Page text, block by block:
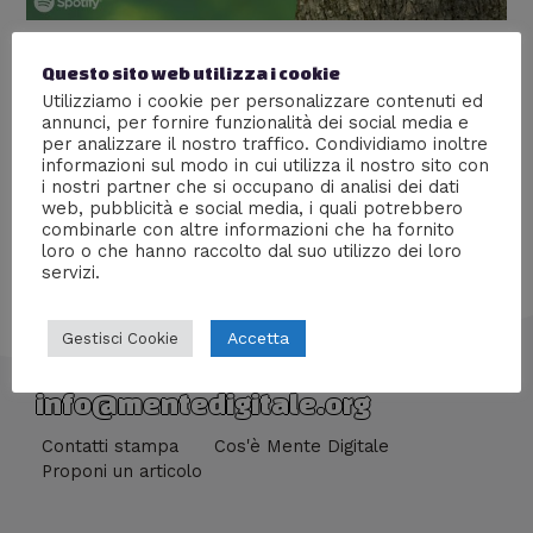
Timeless Love Songs
Lascia un commento /Tecnologia/ DiMonica Fix
L’amore al tempo di Spotify
info@mentedigitale.org
Contatti stampa
Cos'è Mente Digitale
Proponi un articolo
Questo sito web utilizza i cookie
Utilizziamo i cookie per personalizzare contenuti ed
annunci, per fornire funzionalità dei social media e
per analizzare il nostro traffico. Condividiamo inoltre
informazioni sul modo in cui utilizza il nostro sito con
i nostri partner che si occupano di analisi dei dati
web, pubblicità e social media, i quali potrebbero
combinarle con altre informazioni che ha fornito
loro o che hanno raccolto dal suo utilizzo dei loro
servizi.
Gestisci Cookie Accetta